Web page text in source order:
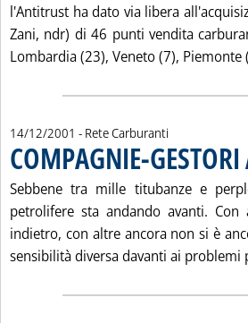
l'Antitrust ha dato via libera
Zani, ndr) di 46 punti vendita
Lombardia (23), Veneto (7), Piemonte
14/12/2001 - Rete Carburanti
COMPAGNIE-
Sebbene tra mille titubanze e
petrolifere sta andando avanti.
indietro, con altre ancora non si è
sensibilità diversa davanti ai problemi